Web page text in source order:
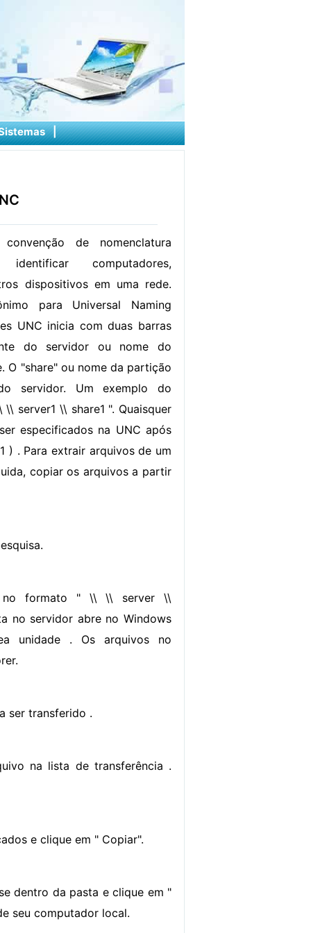
|
de nomenclatura
computadores,
dispositivos em uma rede.
para Universal Naming
UNC inicia com duas barras
do servidor ou nome do
O "share" ou nome da partição
servidor. Um exemplo do
server1 \\ share1 ". Quaisquer
especificados na UNC após
) . Para extrair arquivos de um
copiar os arquivos a partir
no formato " \\ \\ server \\
no servidor abre no Windows
unidade . Os arquivos no
ser transferido .
na lista de transferência .
e clique em " Copiar".
dentro da pasta e clique em "
seu computador local.